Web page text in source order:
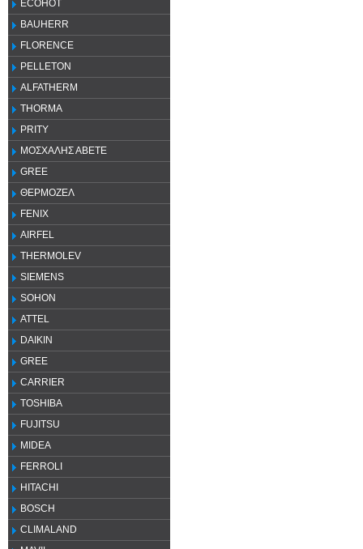
ECOHOT
BAUHERR
FLORENCE
PELLETON
ALFATHERM
THORMA
PRITY
ΜΟΣΧΑΛΗΣ ΑΒΕΤΕ
GREE
ΘΕΡΜΟΖΕΛ
FENIX
AIRFEL
THERMOLEV
SIEMENS
SOHON
ATTEL
DAIKIN
GREE
CARRIER
TOSHIBA
FUJITSU
MIDEA
FERROLI
HITACHI
BOSCH
CLIMALAND